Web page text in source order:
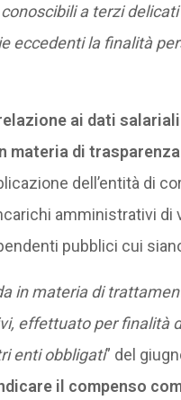
a terzi
eccedenti la finalità
ai dati
materia di trasparenza
dell’entità di
amministrativi di
pubblici cui
in materia di
effettuato per finalità
enti obbligati” del
il compenso